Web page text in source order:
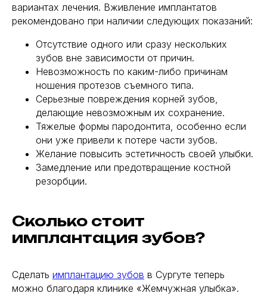
вариантах лечения. Вживление имплантатов
рекомендовано при наличии следующих показаний:
Отсутствие одного или сразу нескольких
зубов вне зависимости от причин.
Невозможность по каким-либо причинам
ношения протезов съемного типа.
Серьезные повреждения корней зубов,
делающие невозможным их сохранение.
Тяжелые формы пародонтита, особенно если
они уже привели к потере части зубов.
Желание повысить эстетичность своей улыбки.
Замедление или предотвращение костной
резорбции.
Сколько стоит
имплантация зубов?
Сделать имплантацию зубов в Сургуте теперь
можно благодаря клинике «Жемчужная улыбка».